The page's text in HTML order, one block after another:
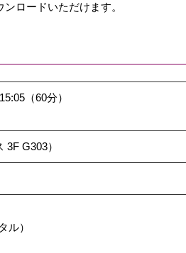
ンロードいただけます。
（60分）
G303）
ル）